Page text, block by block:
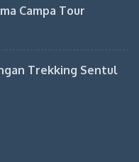
Campa Tour
Trekking Sentul